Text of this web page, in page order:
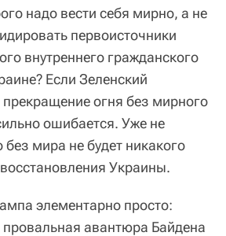
надо вести себя мирно, а не
первоисточники
внутреннего гражданского
Если Зеленский
прекращение огня без мирного
ошибается. Уже не
без мира не будет никакого
Украины.
элементарно просто:
провальная авантюра Байдена